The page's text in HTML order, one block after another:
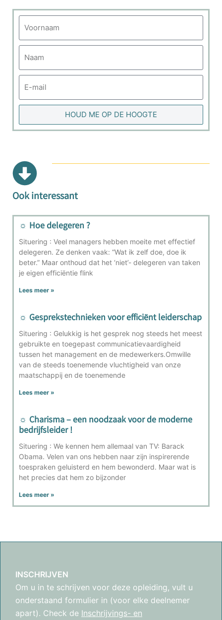
HOUD ME OP DE HOOGTE
Ook interessant
☼ Hoe delegeren ?
Situering : Veel managers hebben moeite met effectief
delegeren. Ze denken vaak: “Wat ik zelf doe, doe ik
beter.” Maar onthoud dat het ‘niet’- delegeren van taken
je eigen efficiëntie flink
Lees meer »
☼ Gesprekstechnieken voor efficiënt leiderschap
Situering : Gelukkig is het gesprek nog steeds het meest
gebruikte en toegepast communicatievaardigheid
tussen het management en de medewerkers.Omwille
van de steeds toenemende vluchtigheid van onze
maatschappij en de toenemende
Lees meer »
☼ Charisma – een noodzaak voor de moderne
bedrijfsleider !
Situering : We kennen hem allemaal van TV: Barack
Obama. Velen van ons hebben naar zijn inspirerende
toespraken geluisterd en hem bewonderd. Maar wat is
het precies dat hem zo bijzonder
Lees meer »
INSCHRIJVEN
Om u in te schrijven voor deze opleiding, vult u
onderstaand formulier in (voor elke deelnemer
apart). Check de Inschrijvings- en